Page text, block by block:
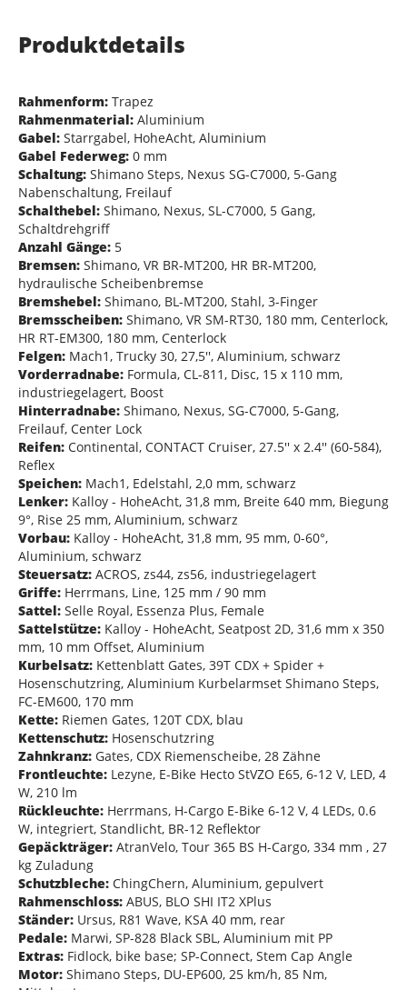
Produktdetails
Rahmenform: Trapez
Rahmenmaterial: Aluminium
Gabel: Starrgabel, HoheAcht, Aluminium
Gabel Federweg: 0 mm
Schaltung: Shimano Steps, Nexus SG-C7000, 5-Gang
Nabenschaltung, Freilauf
Schalthebel: Shimano, Nexus, SL-C7000, 5 Gang,
Schaltdrehgriff
Anzahl Gänge: 5
Bremsen: Shimano, VR BR-MT200, HR BR-MT200,
hydraulische Scheibenbremse
Bremshebel: Shimano, BL-MT200, Stahl, 3-Finger
Bremsscheiben: Shimano, VR SM-RT30, 180 mm, Centerlock,
HR RT-EM300, 180 mm, Centerlock
Felgen: Mach1, Trucky 30, 27,5'', Aluminium, schwarz
Vorderradnabe: Formula, CL-811, Disc, 15 x 110 mm,
industriegelagert, Boost
Hinterradnabe: Shimano, Nexus, SG-C7000, 5-Gang,
Freilauf, Center Lock
Reifen: Continental, CONTACT Cruiser, 27.5'' x 2.4'' (60-584),
Reflex
Speichen: Mach1, Edelstahl, 2,0 mm, schwarz
Lenker: Kalloy - HoheAcht, 31,8 mm, Breite 640 mm, Biegung
9°, Rise 25 mm, Aluminium, schwarz
Vorbau: Kalloy - HoheAcht, 31,8 mm, 95 mm, 0-60°,
Aluminium, schwarz
Steuersatz: ACROS, zs44, zs56, industriegelagert
Griffe: Herrmans, Line, 125 mm / 90 mm
Sattel: Selle Royal, Essenza Plus, Female
Sattelstütze: Kalloy - HoheAcht, Seatpost 2D, 31,6 mm x 350
mm, 10 mm Offset, Aluminium
Kurbelsatz: Kettenblatt Gates, 39T CDX + Spider +
Hosenschutzring, Aluminium Kurbelarmset Shimano Steps,
FC-EM600, 170 mm
Kette: Riemen Gates, 120T CDX, blau
Kettenschutz: Hosenschutzring
Zahnkranz: Gates, CDX Riemenscheibe, 28 Zähne
Frontleuchte: Lezyne, E-Bike Hecto StVZO E65, 6-12 V, LED, 4
W, 210 lm
Rückleuchte: Herrmans, H-Cargo E-Bike 6-12 V, 4 LEDs, 0.6
W, integriert, Standlicht, BR-12 Reflektor
Gepäckträger: AtranVelo, Tour 365 BS H-Cargo, 334 mm , 27
kg Zuladung
Schutzbleche: ChingChern, Aluminium, gepulvert
Rahmenschloss: ABUS, BLO SHI IT2 XPlus
Ständer: Ursus, R81 Wave, KSA 40 mm, rear
Pedale: Marwi, SP-828 Black SBL, Aluminium mit PP
Extras: Fidlock, bike base; SP-Connect, Stem Cap Angle
Motor: Shimano Steps, DU-EP600, 25 km/h, 85 Nm,